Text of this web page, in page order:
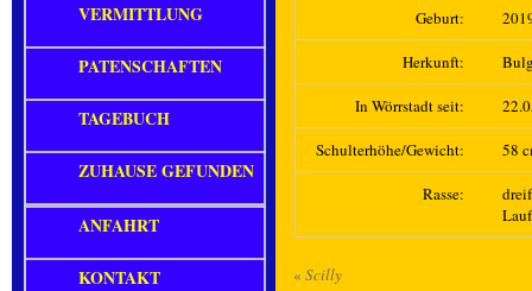
Geburt:
Herkunft:
In Wörrstadt seit:
Schulterhöhe/Gewicht: 58
Rasse:
« Scilly
VERMITTLUNG
PATENSCHAFTEN
TAGEBUCH
ZUHAUSE GEFUNDEN
ANFAHRT
KONTAKT